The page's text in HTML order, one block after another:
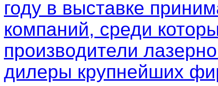
году в выставке
компаний, среди
производители
дилеры крупнейших